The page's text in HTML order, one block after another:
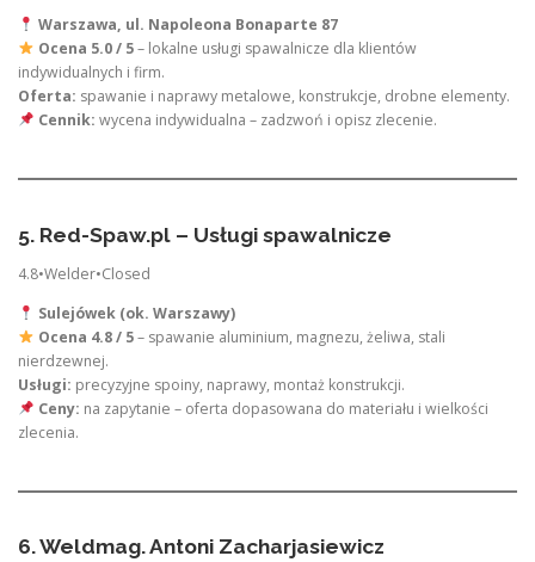
Warszawa, ul. Napoleona Bonaparte 87
Ocena 5.0 / 5– lokalne usługi spawalnicze dla klientów
indywidualnych i firm.
Oferta: spawanie i naprawy metalowe, konstrukcje, drobne elementy.
Cennik: wycena indywidualna – zadzwoń i opisz zlecenie.
5. Red-Spaw.pl – Usługi spawalnicze
4.8•Welder•Closed
Sulejówek (ok. Warszawy)
Ocena 4.8 / 5– spawanie aluminium, magnezu, żeliwa, stali
nierdzewnej.
Usługi: precyzyjne spoiny, naprawy, montaż konstrukcji.
Ceny: na zapytanie – oferta dopasowana do materiału i wielkości
zlecenia.
6. Weldmag. Antoni Zacharjasiewicz